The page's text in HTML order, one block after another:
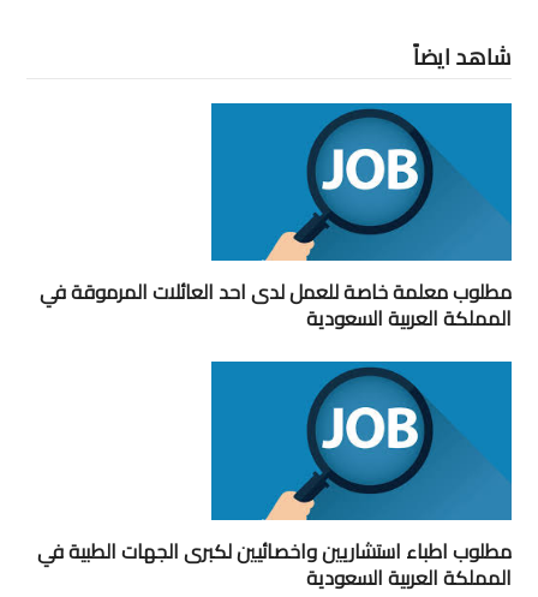
شاهد ايضاً
مطلوب معلمة خاصة للعمل لدى احد العائلات المرموقة في
المملكة العربية السعودية
مطلوب اطباء استشاريين واخصائيين لكبرى الجهات الطبية في
المملكة العربية السعودية